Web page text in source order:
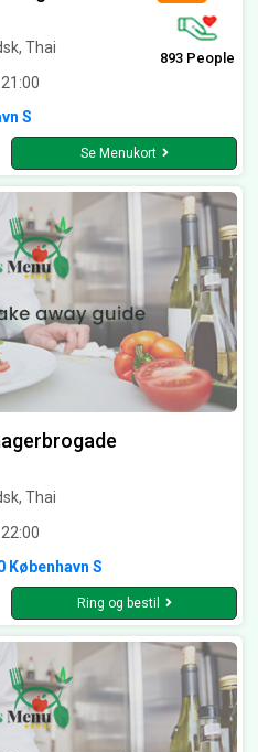
Thai
893 People
S
Se Menukort
Thai
København S
Ring og bestil